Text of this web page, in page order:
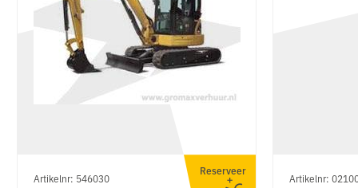
Artikelnr: 546030
Reserveer
Artikelnr: